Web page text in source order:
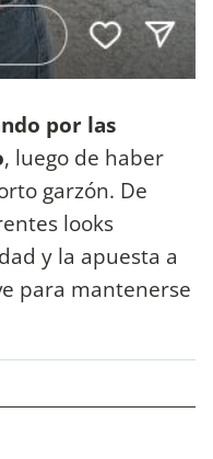
por las
, luego de haber
garzón. De
looks
y la apuesta a
para mantenerse